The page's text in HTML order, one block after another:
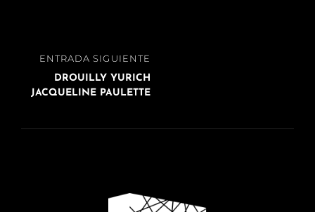
Navegación
entradas
ENTRADA
SIGUIENTE
ENTRADA SIGUIENTE
DROUILLY YURICH
JACQUELINE PAULETTE